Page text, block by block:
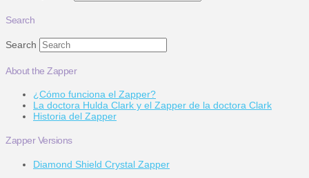
Search
Search
About the Zapper
¿Cómo funciona el Zapper?
La doctora Hulda Clark y el Zapper de la doctora Clark
Historia del Zapper
Zapper Versions
Diamond Shield Crystal Zapper